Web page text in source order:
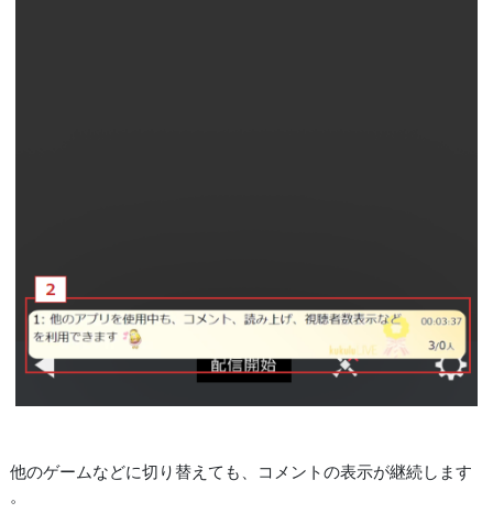
他のゲームなどに切り替えても、コメントの表示が継続します
。